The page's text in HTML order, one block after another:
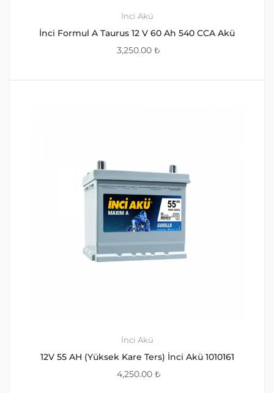
İnci Akü
İnci Formul A Taurus 12 V 60 Ah 540 CCA Akü
3,250.00 ₺
İnci Akü
12V 55 AH (Yüksek Kare Ters) İnci Akü 1010161
4,250.00 ₺